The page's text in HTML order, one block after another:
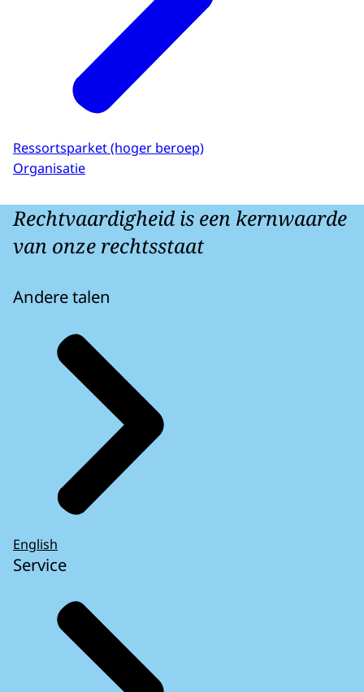
Ressortsparket (hoger beroep)
Organisatie
Rechtvaardigheid is een kernwaarde
van onze rechtsstaat
Andere talen
English
Service